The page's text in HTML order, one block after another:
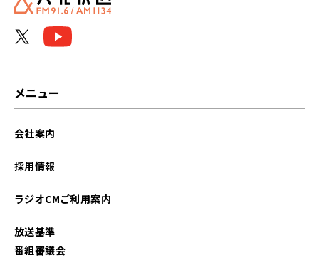
メニュー
会社案内
採用情報
ラジオCMご利用案内
放送基準
番組審議会